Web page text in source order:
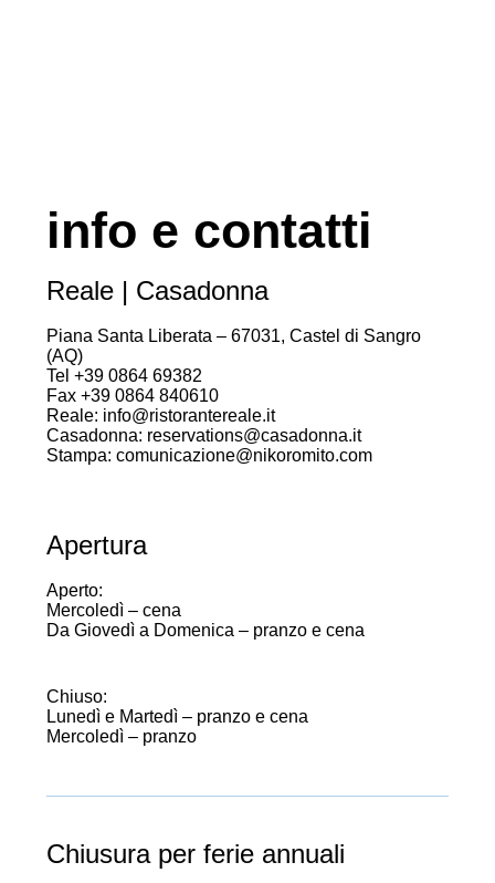
info e contatti
Reale | Casadonna
Piana Santa Liberata – 67031, Castel di Sangro
(AQ)
Tel +39 0864 69382
Fax +39 0864 840610
Reale: info@ristorantereale.it
Casadonna: reservations@casadonna.it
Stampa: comunicazione@nikoromito.com
Apertura
Aperto:
Mercoledì – cena
Da Giovedì a Domenica – pranzo e cena
Chiuso:
Lunedì e Martedì – pranzo e cena
Mercoledì – pranzo
Chiusura per ferie annuali